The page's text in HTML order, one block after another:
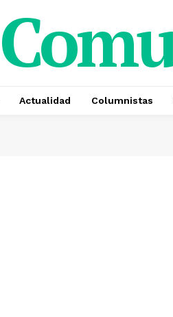
Actualidad Columnistas